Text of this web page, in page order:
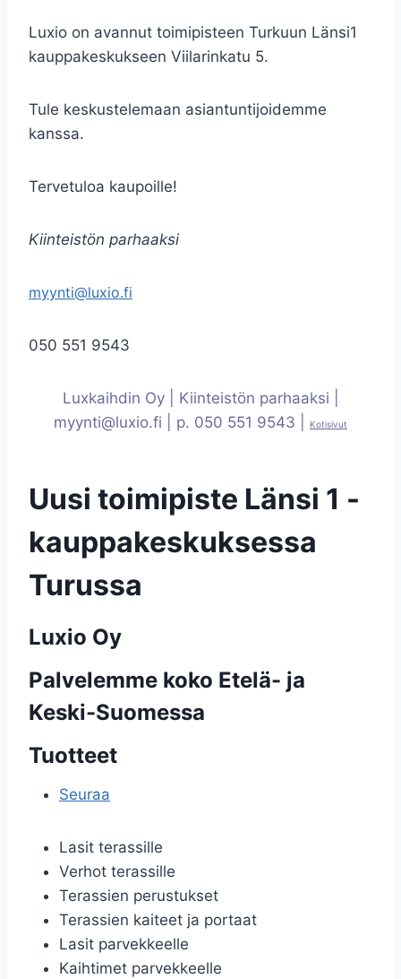
Luxio on avannut toimipisteen Turkuun Länsi1
kauppakeskukseen Viilarinkatu 5.
Tule keskustelemaan asiantuntijoidemme
kanssa.
Tervetuloa kaupoille!
Kiinteistön parhaaksi
myynti@luxio.fi
050 551 9543
Luxkaihdin Oy | Kiinteistön parhaaksi |
myynti@luxio.fi | p. 050 551 9543 | Kotisivut
Uusi toimipiste Länsi 1 -
kauppakeskuksessa
Turussa
Luxio Oy
Palvelemme koko Etelä- ja
Keski-Suomessa
Tuotteet
Seuraa
Lasit terassille
Verhot terassille
Terassien perustukset
Terassien kaiteet ja portaat
Lasit parvekkeelle
Kaihtimet parvekkeelle